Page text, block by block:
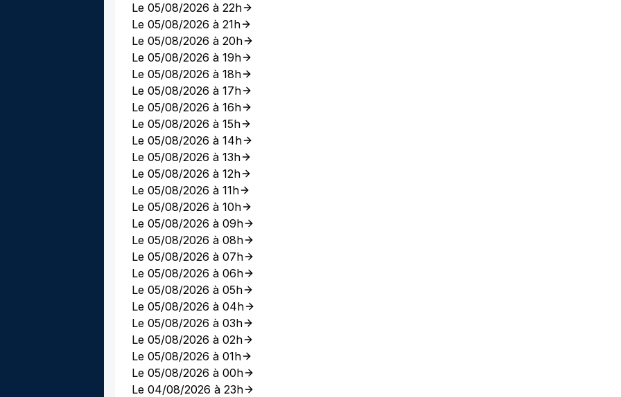
Le 05/08/2026 à 22h
Le 05/08/2026 à 21h
Le 05/08/2026 à 20h
Le 05/08/2026 à 19h
Le 05/08/2026 à 18h
Le 05/08/2026 à 17h
Le 05/08/2026 à 16h
Le 05/08/2026 à 15h
Le 05/08/2026 à 14h
Le 05/08/2026 à 13h
Le 05/08/2026 à 12h
Le 05/08/2026 à 11h
Le 05/08/2026 à 10h
Le 05/08/2026 à 09h
Le 05/08/2026 à 08h
Le 05/08/2026 à 07h
Le 05/08/2026 à 06h
Le 05/08/2026 à 05h
Le 05/08/2026 à 04h
Le 05/08/2026 à 03h
Le 05/08/2026 à 02h
Le 05/08/2026 à 01h
Le 05/08/2026 à 00h
Le 04/08/2026 à 23h